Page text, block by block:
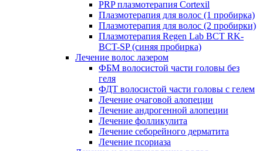
PRP плазмотерапия Cortexil
Плазмотерапия для волос (1 пробирка)
Плазмотерапия для волос (2 пробирки)
Плазмотерапия Regen Lab BCT RK-
BCT-SP (синяя пробирка)
Лечение волос лазером
ФБМ волосистой части головы без
геля
ФДТ волосистой части головы с гелем
Лечение очаговой алопеции
Лечение андрогенной алопеции
Лечение фолликулита
Лечение себорейного дерматита
Лечение псориаза